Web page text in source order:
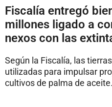
Fiscalía entregó
millones ligado a
nexos con las
Según la Fiscalía, las
utilizadas para impulsar
cultivos de palma de aceite.